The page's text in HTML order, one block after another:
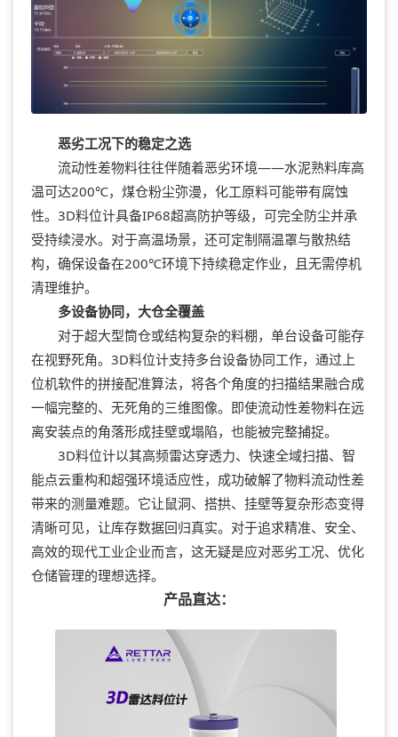
恶劣工况下的稳定之选
流动性差物料往往伴随着恶劣环境——水泥熟料库高
温可达200℃，煤仓粉尘弥漫，化工原料可能带有腐蚀
性。3D料位计具备IP68超高防护等级，可完全防尘并承
受持续浸水。对于高温场景，还可定制隔温罩与散热结
构，确保设备在200℃环境下持续稳定作业，且无需停机
清理维护。
多设备协同，大仓全覆盖
对于超大型筒仓或结构复杂的料棚，单台设备可能存
在视野死角。3D料位计支持多台设备协同工作，通过上
位机软件的拼接配准算法，将各个角度的扫描结果融合成
一幅完整的、无死角的三维图像。即使流动性差物料在远
离安装点的角落形成挂壁或塌陷，也能被完整捕捉。
3D料位计以其高频雷达穿透力、快速全域扫描、智
能点云重构和超强环境适应性，成功破解了物料流动性差
带来的测量难题。它让鼠洞、搭拱、挂壁等复杂形态变得
清晰可见，让库存数据回归真实。对于追求精准、安全、
高效的现代工业企业而言，这无疑是应对恶劣工况、优化
仓储管理的理想选择。
产品直达：